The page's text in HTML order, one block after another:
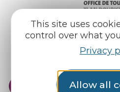
This site uses
control over what
Privacy
Allow all
Practical info